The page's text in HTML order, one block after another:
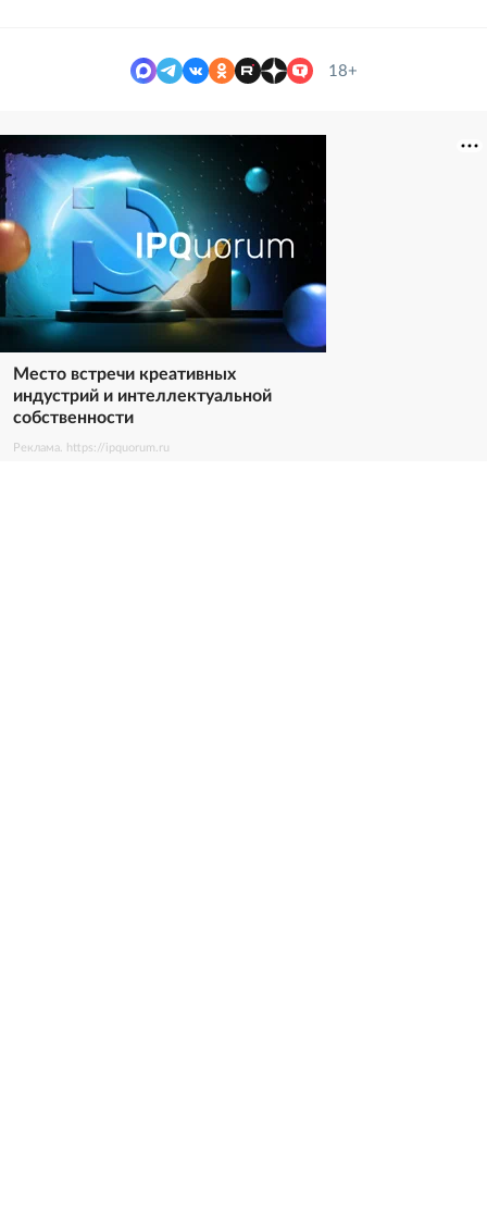
18+
Место встречи креативных
индустрий и интеллектуальной
собственности
Реклама. https://ipquorum.ru